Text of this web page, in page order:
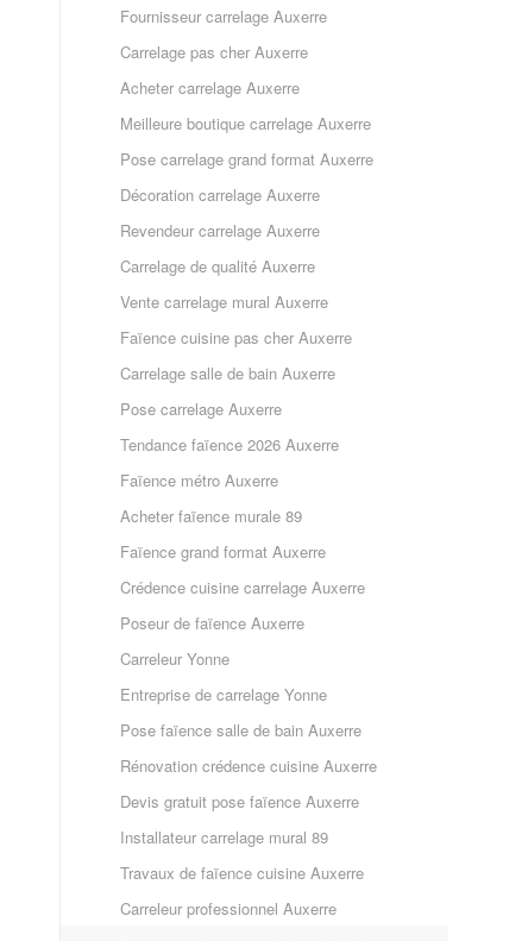
Fournisseur carrelage Auxerre
Carrelage pas cher Auxerre
Acheter carrelage Auxerre
Meilleure boutique carrelage Auxerre
Pose carrelage grand format Auxerre
Décoration carrelage Auxerre
Revendeur carrelage Auxerre
Carrelage de qualité Auxerre
Vente carrelage mural Auxerre
Faïence cuisine pas cher Auxerre
Carrelage salle de bain Auxerre
Pose carrelage Auxerre
Tendance faïence 2026 Auxerre
Faïence métro Auxerre
Acheter faïence murale 89
Faïence grand format Auxerre
Crédence cuisine carrelage Auxerre
Poseur de faïence Auxerre
Carreleur Yonne
Entreprise de carrelage Yonne
Pose faïence salle de bain Auxerre
Rénovation crédence cuisine Auxerre
Devis gratuit pose faïence Auxerre
Installateur carrelage mural 89
Travaux de faïence cuisine Auxerre
Carreleur professionnel Auxerre